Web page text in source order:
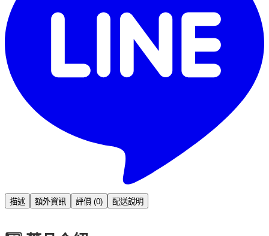
描述 額外資訊 評價 (0) 配送說明